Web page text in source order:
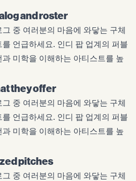
and roster
중 여러분의 마음에 와닿는 구체
언급하세요. 인디 팝 업계의 퍼블
미학을 이해하는 아티스트를 높
they offer
중 여러분의 마음에 와닿는 구체
언급하세요. 인디 팝 업계의 퍼블
미학을 이해하는 아티스트를 높
pitches
중 여러분의 마음에 와닿는 구체